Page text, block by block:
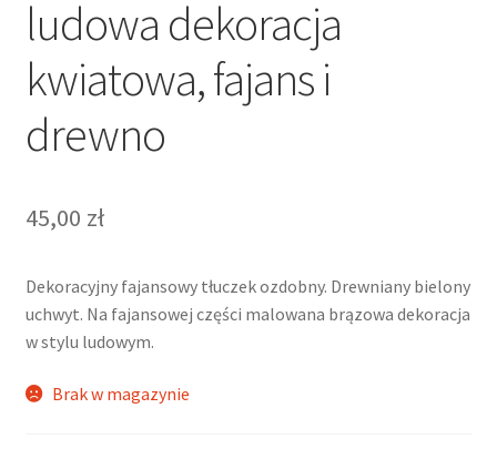
ludowa dekoracja
kwiatowa, fajans i
drewno
45,00 zł
Dekoracyjny fajansowy tłuczek ozdobny. Drewniany bielony
uchwyt. Na fajansowej części malowana brązowa dekoracja
w stylu ludowym.
Brak w magazynie